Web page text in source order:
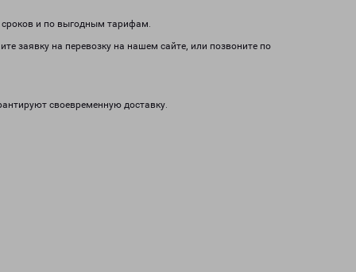
сроков и по выгодным тарифам.
заявку на перевозку на нашем сайте, или позвоните по
своевременную доставку.